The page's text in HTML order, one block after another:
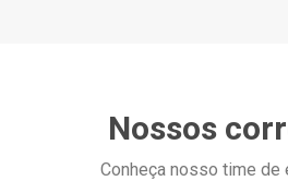
Nossos
Conheça nosso time